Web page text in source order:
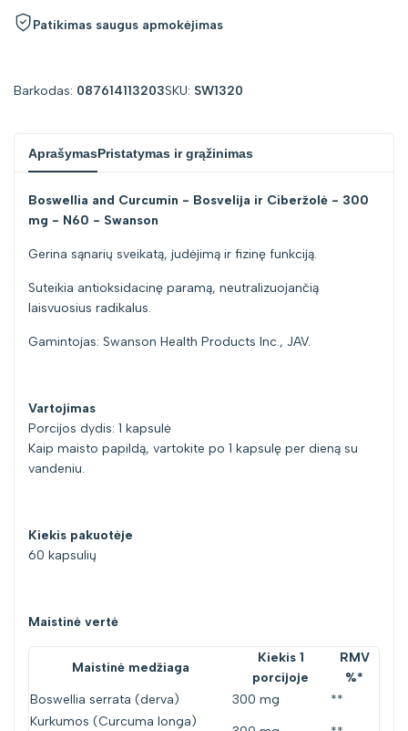
"product"
kiekį
prekei
product
"product"
kiekį
prekei
product
Patikimas saugus apmokėjimas
Barkodas: 087614113203SKU: SW1320
AprašymasPristatymas ir grąžinimas
Boswellia and Curcumin - Bosvelija ir Ciberžolė - 300
mg - N60 - Swanson
Gerina sąnarių sveikatą, judėjimą ir fizinę funkciją.
Suteikia antioksidacinę paramą, neutralizuojančią
laisvuosius radikalus.
Gamintojas: Swanson Health Products Inc., JAV.
Vartojimas
Porcijos dydis: 1 kapsulė
Kaip maisto papildą, vartokite po 1 kapsulę per dieną su
vandeniu.
Kiekis pakuotėje
60 kapsulių
Maistinė vertė
Maistinė medžiaga
Kiekis 1
porcijoje
RMV
%*
Boswellia serrata (derva)
300 mg
**
Kurkumos (Curcuma longa)